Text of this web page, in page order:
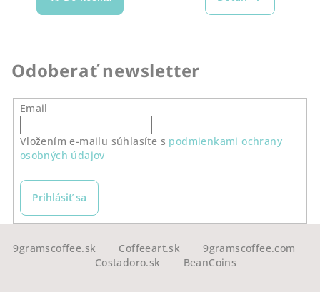
Odoberať newsletter
Email
Vložením e-mailu súhlasíte s podmienkami ochrany
osobných údajov
Prihlásiť sa
9gramscoffee.sk Coffeeart.sk
9gramscoffee.com
Costadoro.sk
BeanCoins